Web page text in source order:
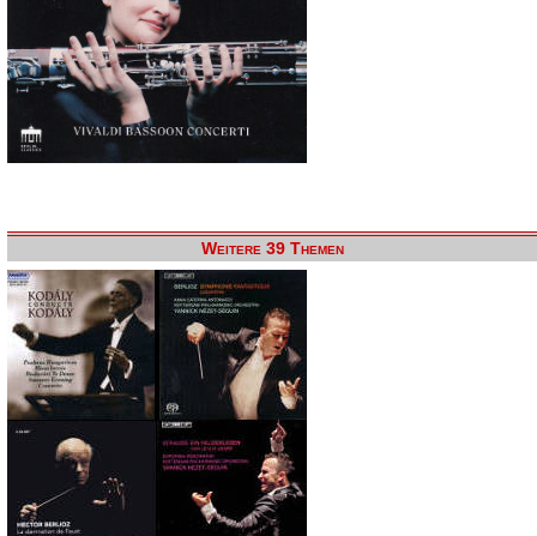
Weitere 39 Themen